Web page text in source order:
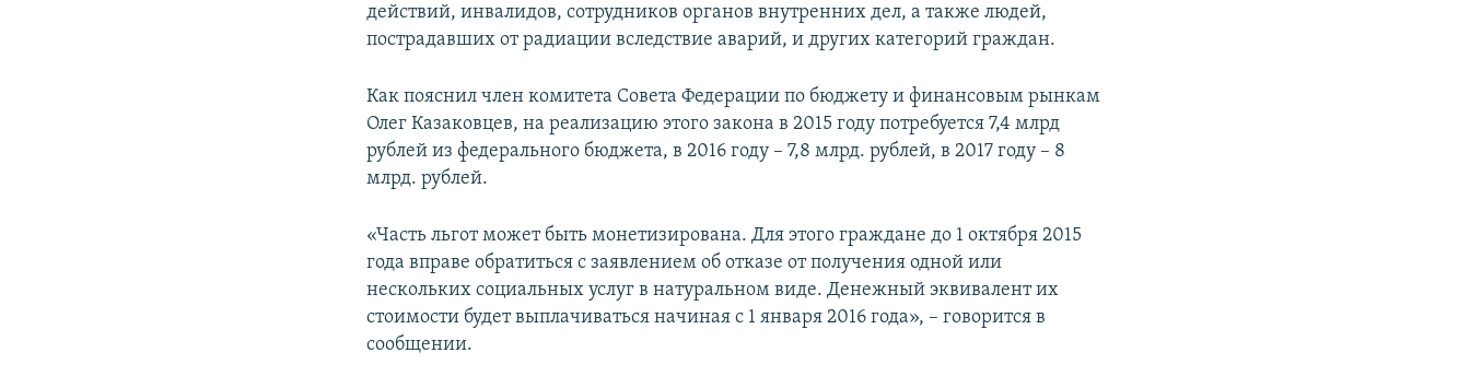
действий, инвалидов, сотрудников органов внутренних дел, а также людей,
пострадавших от радиации вследствие аварий, и других категорий граждан.
Как пояснил член комитета Совета Федерации по бюджету и финансовым рынкам
Олег Казаковцев, на реализацию этого закона в 2015 году потребуется 7,4 млрд
рублей из федерального бюджета, в 2016 году – 7,8 млрд. рублей, в 2017 году – 8
млрд. рублей.
«Часть льгот может быть монетизирована. Для этого граждане до 1 октября 2015
года вправе обратиться с заявлением об отказе от получения одной или
нескольких социальных услуг в натуральном виде. Денежный эквивалент их
стоимости будет выплачиваться начиная с 1 января 2016 года», – говорится в
сообщении.